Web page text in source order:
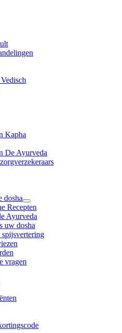
Kapha
De Ayurveda
dosha
Recepten
Ayurveda
uw dosha
vragen